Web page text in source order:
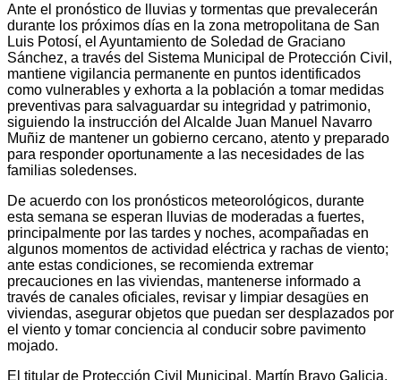
Ante el pronóstico de lluvias y tormentas que prevalecerán
durante los próximos días en la zona metropolitana de San
Luis Potosí, el Ayuntamiento de Soledad de Graciano
Sánchez, a través del Sistema Municipal de Protección Civil,
mantiene vigilancia permanente en puntos identificados
como vulnerables y exhorta a la población a tomar medidas
preventivas para salvaguardar su integridad y patrimonio,
siguiendo la instrucción del Alcalde Juan Manuel Navarro
Muñiz de mantener un gobierno cercano, atento y preparado
para responder oportunamente a las necesidades de las
familias soledenses.
De acuerdo con los pronósticos meteorológicos, durante
esta semana se esperan lluvias de moderadas a fuertes,
principalmente por las tardes y noches, acompañadas en
algunos momentos de actividad eléctrica y rachas de viento;
ante estas condiciones, se recomienda extremar
precauciones en las viviendas, mantenerse informado a
través de canales oficiales, revisar y limpiar desagües en
viviendas, asegurar objetos que puedan ser desplazados por
el viento y tomar conciencia al conducir sobre pavimento
mojado.
El titular de Protección Civil Municipal, Martín Bravo Galicia,